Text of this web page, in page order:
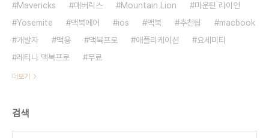
Mavericks
매버릭스 Mountain Lion
마운틴 라이언
Yosemite
맥북에어 ios 맥북 추천팁
macbook
개발자
맥용 맥북프로 애플리케이션
요세미티
레티나 맥북프로
무료
더보기
검색